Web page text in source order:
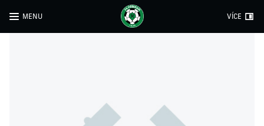
MENU VÍCE